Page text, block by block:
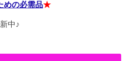
めの必需品★
中♪